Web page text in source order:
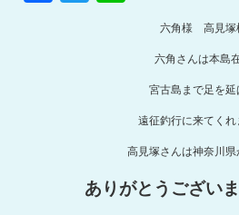
六角様 高見塚
六角さんは本島
宮古島まで足を延
遠征釣行に来てくれ
高見塚さんは神奈川県
ありがとうござい